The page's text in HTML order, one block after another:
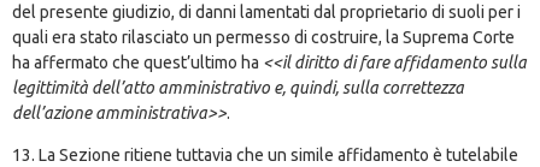
del presente giudizio, di danni lamentati dal proprietario di suoli per i
quali era stato rilasciato un permesso di costruire, la Suprema Corte
ha affermato che quest’ultimo ha <<il diritto di fare affidamento sulla
legittimità dell’atto amministrativo e, quindi, sulla correttezza
dell’azione amministrativa>>.
13. La Sezione ritiene tuttavia che un simile affidamento è tutelabile